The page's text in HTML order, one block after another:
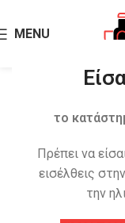
το
Πρέπει να
εισέλθεις
την
MENU